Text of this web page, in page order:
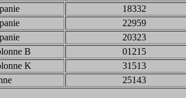
18332
22959
20323
B
01215
K
31513
25143